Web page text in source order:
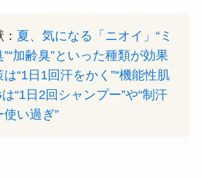
夏、気になる「ニオイ」“ミ
”“加齢臭”といった種類が効果
“1日1回汗をかく”“機能性肌
“1日2回シャンプー”や“制汗
い過ぎ”